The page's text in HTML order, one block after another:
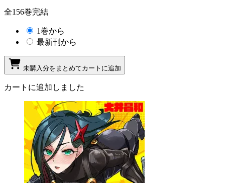
全156巻完結
1巻から
最新刊から
未購入分をまとめてカートに追加
カートに追加しました